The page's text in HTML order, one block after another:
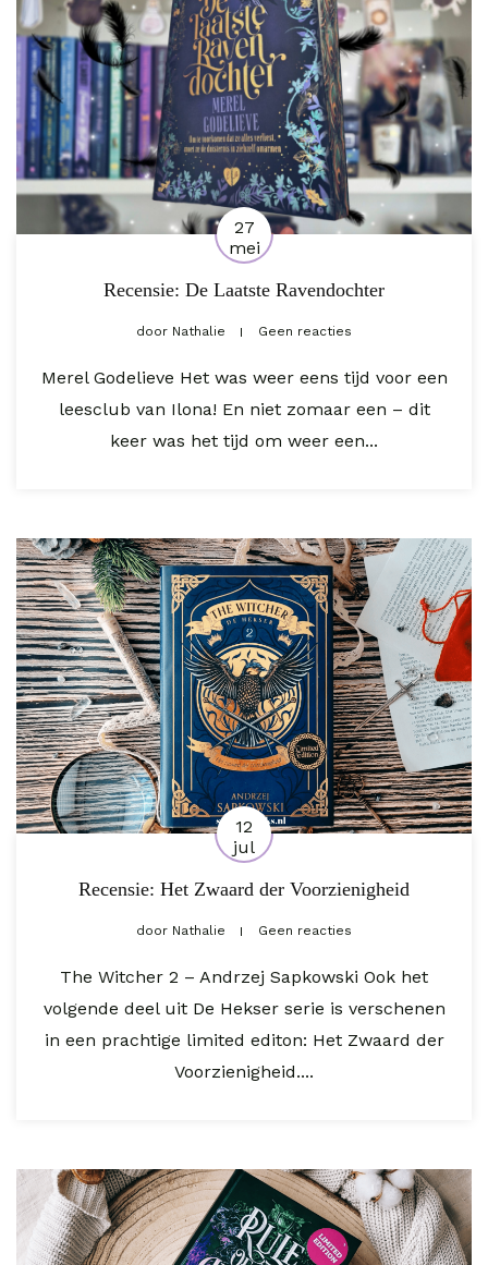
27
mei
Recensie: De Laatste Ravendochter
door Nathalie Geen reacties
Merel Godelieve Het was weer eens tijd voor een
leesclub van Ilona! En niet zomaar een – dit
keer was het tijd om weer een...
12
jul
Recensie: Het Zwaard der Voorzienigheid
door Nathalie Geen reacties
The Witcher 2 – Andrzej Sapkowski Ook het
volgende deel uit De Hekser serie is verschenen
in een prachtige limited editon: Het Zwaard der
Voorzienigheid....